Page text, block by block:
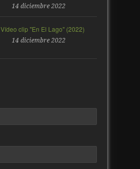
14 diciembre 2022
Vídeo clip "En El Lago" (2022)
14 diciembre 2022